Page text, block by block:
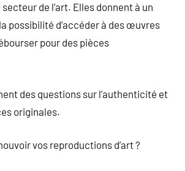
de l’art. Elles donnent à un
possibilité d’accéder à des œuvres
pour des pièces
des questions sur l’authenticité et
originales.
vos reproductions d’art ?